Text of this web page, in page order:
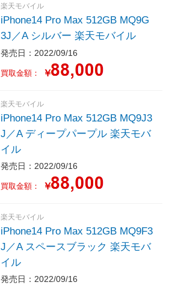
楽天モバイル
iPhone14 Pro Max 512GB MQ9G
3J／A シルバー 楽天モバイル
発売日：2022/09/16
買取金額： ￥
楽天モバイル
iPhone14 Pro Max 512GB MQ9J3
J／A ディープパープル 楽天モバ
イル
発売日：2022/09/16
買取金額： ￥
楽天モバイル
iPhone14 Pro Max 512GB MQ9F3
J／A スペースブラック 楽天モバ
イル
発売日：2022/09/16